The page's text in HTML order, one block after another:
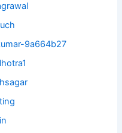
9a664b27